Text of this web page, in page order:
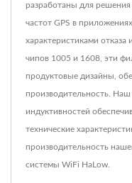
разработаны для
частот GPS в
характеристиками
чипов 1005 и 1608, эти
продуктовые дизайны,
производительность.
индуктивностей
технические
производительность
системы WiFi HaLow.